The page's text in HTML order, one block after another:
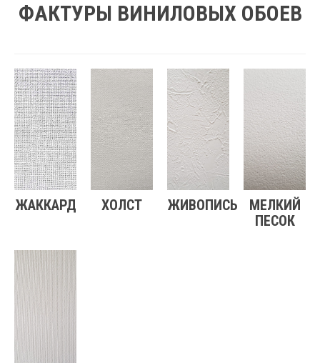
ФАКТУРЫ ВИНИЛОВЫХ ОБОЕВ
ЖАККАРД ХОЛСТ ЖИВОПИСЬ
МЕЛКИЙ
ПЕСОК